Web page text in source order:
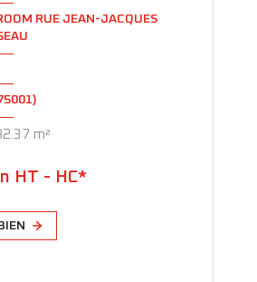
RUE JEAN-JACQUES
Bureaux 82.37 m²
HT - HC*